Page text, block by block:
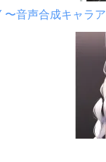
〜音声合成キャラ